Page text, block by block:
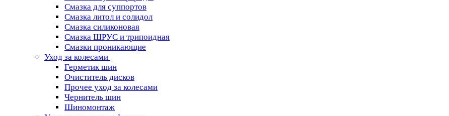
Смазка для суппортов
Смазка литол и солидол
Смазка силиконовая
Смазка ШРУС и трипоидная
Смазки проникающие
Уход за колесами
Герметик шин
Очиститель дисков
Прочее уход за колесами
Чернитель шин
Шиномонтаж